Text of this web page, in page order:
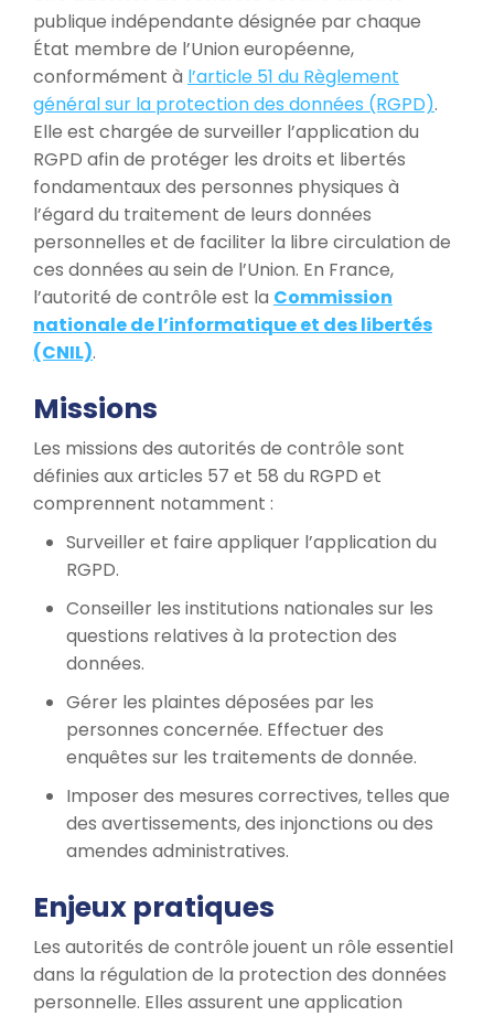
publique indépendante désignée par chaque
État membre de l’Union européenne,
conformément à l’article 51 du Règlement
général sur la protection des données (RGPD).
Elle est chargée de surveiller l’application du
RGPD afin de protéger les droits et libertés
fondamentaux des personnes physiques à
l’égard du traitement de leurs données
personnelles et de faciliter la libre circulation de
ces données au sein de l’Union. En France,
l’autorité de contrôle est la Commission
nationale de l’informatique et des libertés
(CNIL).
Missions
Les missions des autorités de contrôle sont
définies aux articles 57 et 58 du RGPD et
comprennent notamment :
Surveiller et faire appliquer l’application du
RGPD.
Conseiller les institutions nationales sur les
questions relatives à la protection des
données.
Gérer les plaintes déposées par les
personnes concernée. Effectuer des
enquêtes sur les traitements de donnée.
Imposer des mesures correctives, telles que
des avertissements, des injonctions ou des
amendes administratives.
Enjeux pratiques
Les autorités de contrôle jouent un rôle essentiel
dans la régulation de la protection des données
personnelle. Elles assurent une application